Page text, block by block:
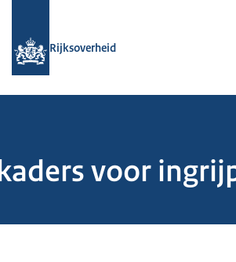
Rijksoverheid
voor